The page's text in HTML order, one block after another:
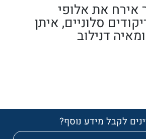
אירח את אלופי
סלוניים, איתן
דנילוב
לקבל מידע נוסף?